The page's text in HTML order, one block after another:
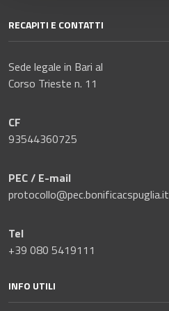
RECAPITI E CONTATTI
Sede legale in Bari al
Corso Trieste n. 11
CF
93544360725
PEC / E-mail
protocollo@pec.bonificacspuglia.it
Tel
+39 080 5419111
INFO UTILI